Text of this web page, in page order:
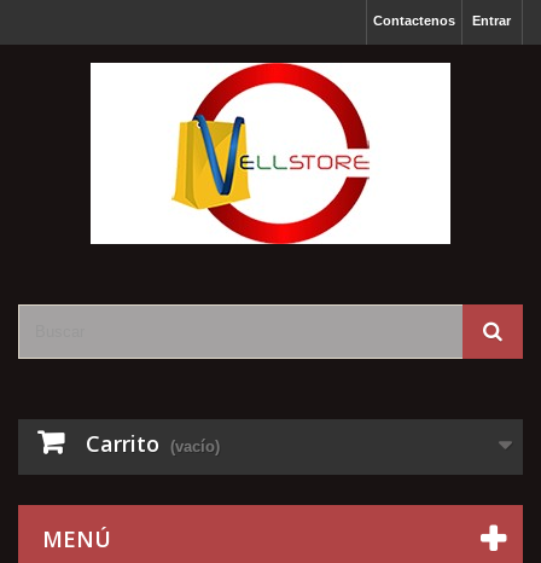
Entrar
Contactenos
Carrito (vacío)
MENÚ